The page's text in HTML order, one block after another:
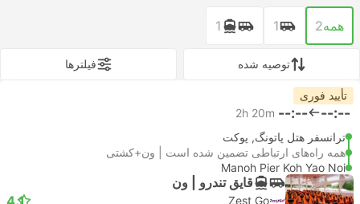
همه2
1
1
توصیه شده فیلتر‌ها
تأیید فوری
--:--
--:--
2h 20m
ترانسفر هتل پاتونگ, پوکت
همه راه‌های ارتباطی تضمین شده است | ون+کشتی
Manoh Pier Koh Yao Noi
قایق تندرو | ون
Zest Go
4.1